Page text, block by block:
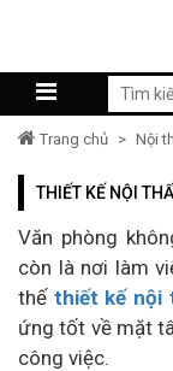
Trang chủ > Nội
THIẾT KẾ NỘI
Văn phòng
còn là nơi làm
thế thiết kế nội
ứng tốt về mặt
công việc.